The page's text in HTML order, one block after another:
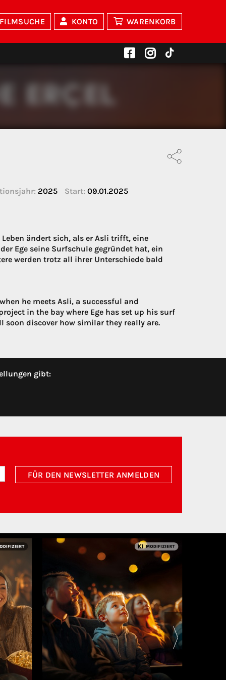
FILMSUCHE KONTO WARENKORB
2025 Start: 09.01.2025
ändert sich, als er Asli trifft, eine
Ege seine Surfschule gegründet hat, ein
werden trotz all ihrer Unterschiede bald
he meets Asli, a successful and
in the bay where Ege has set up his surf
discover how similar they really are.
gibt:
FÜR DEN NEWSLETTER ANMELDEN